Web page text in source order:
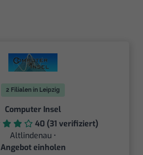
2 Filialen in Leipzig
Computer Insel
40 (31 verifiziert)
Altlindenau •
Angebot einholen